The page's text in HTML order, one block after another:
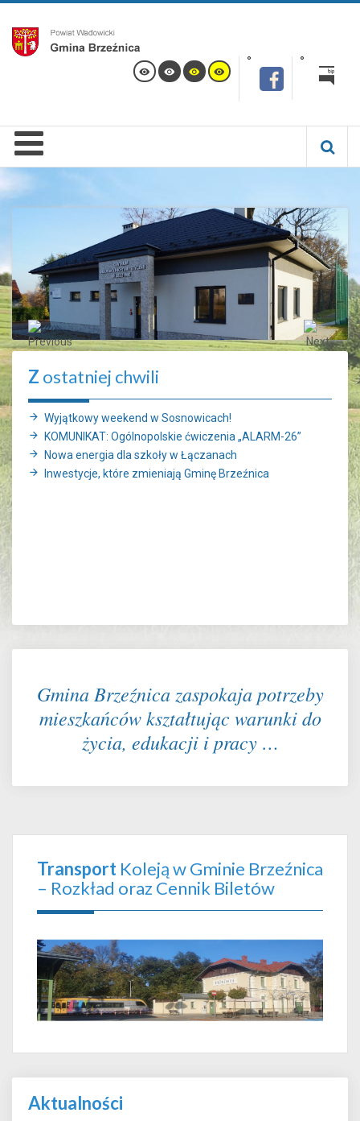
Z ostatniej chwili
Wyjątkowy weekend w Sosnowicach!
KOMUNIKAT: Ogólnopolskie ćwiczenia „ALARM-26”
Nowa energia dla szkoły w Łączanach
Inwestycje, które zmieniają Gminę Brzeźnica
Gmina Brzeźnica zaspokaja potrzeby
mieszkańców kształtując warunki do
życia, edukacji i pracy …
Transport Koleją w Gminie Brzeźnica
– Rozkład oraz Cennik Biletów
Aktualności